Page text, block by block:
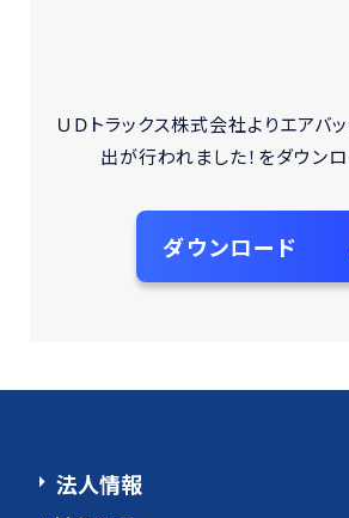
ＵＤトラックス株式会社よりエアバ
出が行われました！をダウン
ダウンロード
法人情報